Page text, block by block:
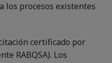
los procesos existentes
certificado por
RABQSA). Los